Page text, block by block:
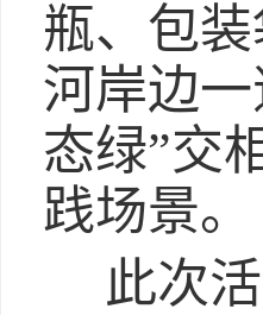
瓶、包
河岸边
态绿”交
践场景。
此次